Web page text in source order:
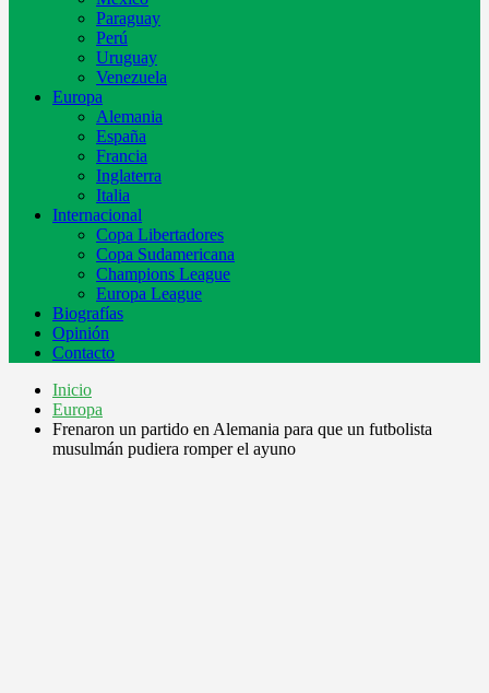
Paraguay
Perú
Uruguay
Venezuela
Europa
Alemania
España
Francia
Inglaterra
Italia
Internacional
Copa Libertadores
Copa Sudamericana
Champions League
Europa League
Biografías
Opinión
Contacto
Inicio
Europa
Frenaron un partido en Alemania para que un futbolista
musulmán pudiera romper el ayuno